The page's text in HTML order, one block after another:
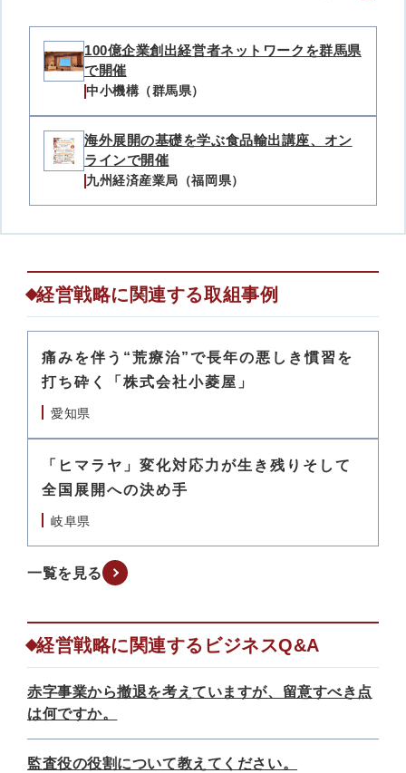
100億企業創出経営者ネットワークを群馬県
で開催
中小機構（群馬県）
海外展開の基礎を学ぶ食品輸出講座、オン
ラインで開催
九州経済産業局（福岡県）
経営戦略に関連する取組事例
痛みを伴う“荒療治”で長年の悪しき慣習を
打ち砕く「株式会社小菱屋」
愛知県
「ヒマラヤ」変化対応力が生き残りそして
全国展開への決め手
岐阜県
一覧を見る
経営戦略に関連するビジネスQ&A
赤字事業から撤退を考えていますが、留意すべき点
は何ですか。
監査役の役割について教えてください。